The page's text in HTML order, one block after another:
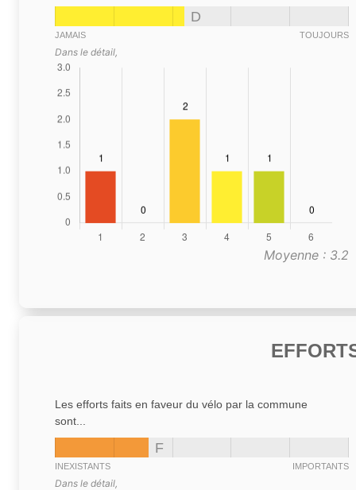
D
JAMAIS TOUJOURS
Dans le détail,
Moyenne : 3.2
Les efforts faits en faveur du vélo par la commune
sont...
F
INEXISTANTS IMPORTANTS
Dans le détail,